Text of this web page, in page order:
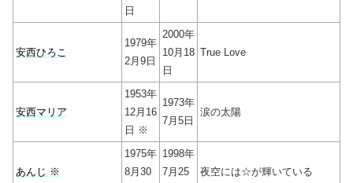
日
安西ひろこ
1979年
2月9日
2000年
10月18
日
True Love
安西マリア
1953年
12月16
日 ※
1973年
7月5日
涙の太陽
あんじ ※
1975年
8月30
1998年
7月25
夜空には☆が輝いている